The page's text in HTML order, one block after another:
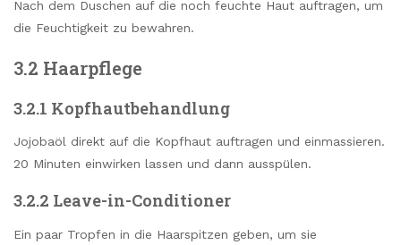
Nach dem Duschen auf die noch feuchte Haut auftragen, um
die Feuchtigkeit zu bewahren.
3.2 Haarpflege
3.2.1 Kopfhautbehandlung
Jojobaöl direkt auf die Kopfhaut auftragen und einmassieren.
20 Minuten einwirken lassen und dann ausspülen.
3.2.2 Leave-in-Conditioner
Ein paar Tropfen in die Haarspitzen geben, um sie